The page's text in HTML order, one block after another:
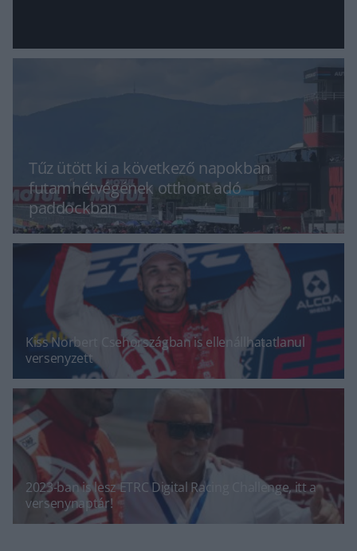
Tűz ütött ki a következő napokban
futamhétvégének otthont adó
paddockban
Kiss Norbert Csehországban is ellenállhatatlanul
versenyzett
2023-ban is lesz ETRC Digital Racing Challenge, itt a
versenynaptár!